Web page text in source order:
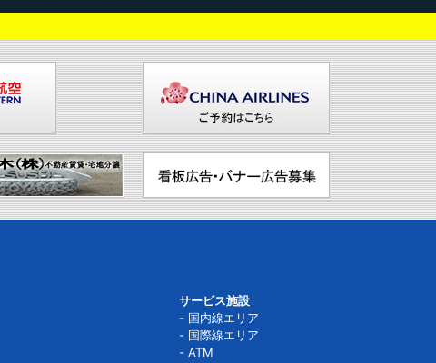
サービス施設
国内線エリア
国際線エリア
ATM